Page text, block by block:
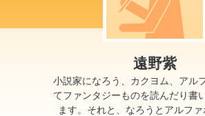
遠野紫
小説家になろう、カクヨム、アル
てファンタジーものを読んだり書
ます。それと、なろうとアルフ